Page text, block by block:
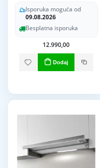
Isporuka moguća od
09.08.2026
Besplatna isporuka
12.990,00
Dodaj